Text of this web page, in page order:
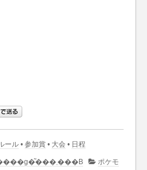
ール • 参加賞 • 大会 • 日程
�R�����g�͂���܂���B
ポケモ